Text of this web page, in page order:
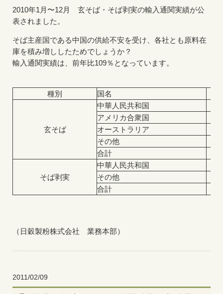
2010年1月〜12月 玄そば・そば剥実の輸入通関実績が公
表されました。
そば主産国である中国の供給不安を受け、各社とも原料在
庫を積み増ししたためでしょうか？
輸入通関実績は、前年比109％となっています。
種別 国名
玄そば
中華人民共和国
アメリカ合衆国
オーストラリア
その他
合計
そば剥実
中華人民共和国
その他
合計
（日穀製粉株式会社 業務本部）
2011/02/09